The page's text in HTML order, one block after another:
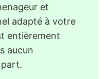
et
adapté à votre
entièrement
aucun